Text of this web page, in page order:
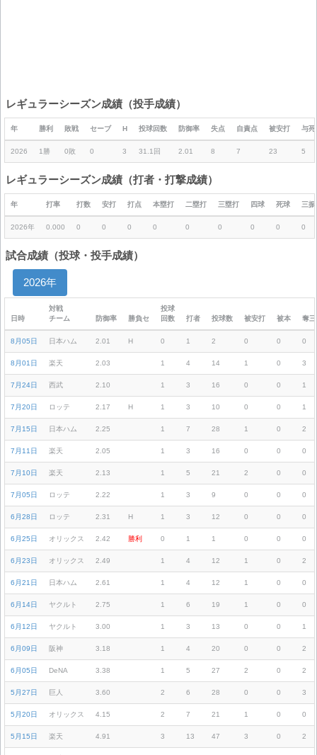
レギュラーシーズン成績（投手成績）
年 勝利 敗戦 セーブ H 投球回数 防御率 失点 自責点 被安打 与死
2026 1勝 0敗 0 3 31.1回 2.01 8 7 23 5
レギュラーシーズン成績（打者・打撃成績）
年 打率 打数 安打 打点 本塁打 二塁打 三塁打 四球 死球 三振
2026年 0.000 0 0 0 0 0 0 0 0 0
試合成績（投球・投手成績）
2026年
日時
対戦
チーム
防御率 勝負セ
投球
回数
打者 投球数 被安打 被本 奪
8月05日 日本ハム 2.01 H 0 1 2 0 0 0
8月01日 楽天 2.03 1 4 14 1 0 3
7月24日 西武 2.10 1 3 16 0 0 1
7月20日 ロッテ 2.17 H 1 3 10 0 0 1
7月15日 日本ハム 2.25 1 7 28 1 0 2
7月11日 楽天 2.05 1 3 16 0 0 0
7月10日 楽天 2.13 1 5 21 2 0 0
7月05日 ロッテ 2.22 1 3 9 0 0 0
6月28日 ロッテ 2.31 H 1 3 12 0 0 0
6月25日 オリックス 2.42 勝利 0 1 1 0 0 0
6月23日 オリックス 2.49 1 4 12 1 0 2
6月21日 日本ハム 2.61 1 4 12 1 0 0
6月14日 ヤクルト 2.75 1 6 19 1 0 0
6月12日 ヤクルト 3.00 1 3 13 0 0 1
6月09日 阪神 3.18 1 4 20 0 0 2
6月05日 DeNA 3.38 1 5 27 2 0 2
5月27日 巨人 3.60 2 6 28 0 0 3
5月20日 オリックス 4.15 2 7 21 1 0 0
5月15日 楽天 4.91 3 13 47 3 0 2